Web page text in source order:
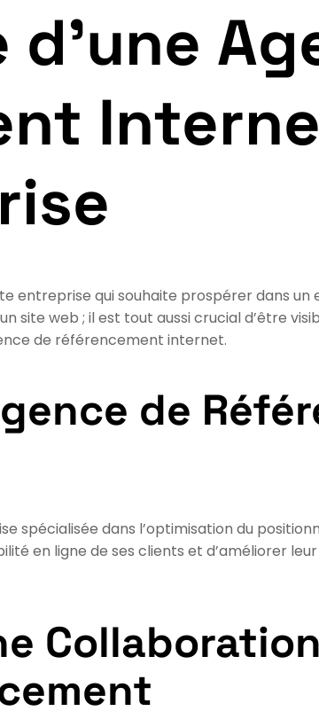
d’une
entreprise qui souhaite prospérer dans
site web ; il est tout aussi crucial d’être
de référencement internet.
de
dans l’optimisation du
en ligne de ses clients et d’améliorer